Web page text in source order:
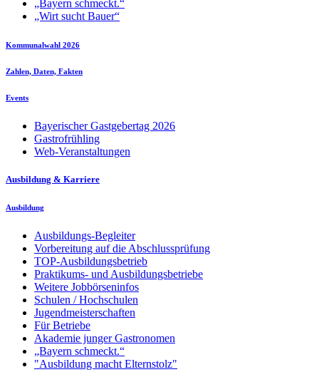
„Bayern schmeckt.“
„Wirt sucht Bauer“
Kommunalwahl 2026
Zahlen, Daten, Fakten
Events
Bayerischer Gastgebertag 2026
Gastrofrühling
Web-Veranstaltungen
Ausbildung & Karriere
Ausbildung
Ausbildungs-Begleiter
Vorbereitung auf die Abschlussprüfung
TOP-Ausbildungsbetrieb
Praktikums- und Ausbildungsbetriebe
Weitere Jobbörseninfos
Schulen / Hochschulen
Jugendmeisterschaften
Für Betriebe
Akademie junger Gastronomen
„Bayern schmeckt.“
"Ausbildung macht Elternstolz"